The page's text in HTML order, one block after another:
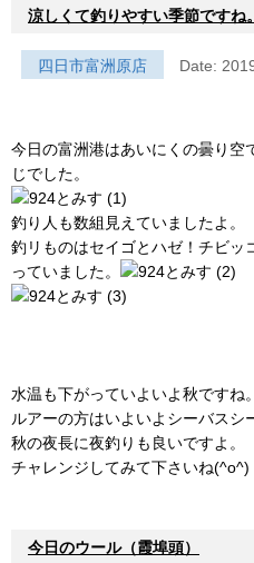
涼しくて釣りやすい季節ですね。
四日市富洲原店 Date:
今日の富洲港はあいにくの曇り空
じでした。
釣り人も数組見えていましたよ。
釣リものはセイゴとハゼ！チビッ
っていました。
水温も下がっていよいよ秋ですね。
ルアーの方はいよいよシーバスシ
秋の夜長に夜釣りも良いですよ。
チャレンジしてみて下さいね(^o^)
今日のウール（霞埠頭）